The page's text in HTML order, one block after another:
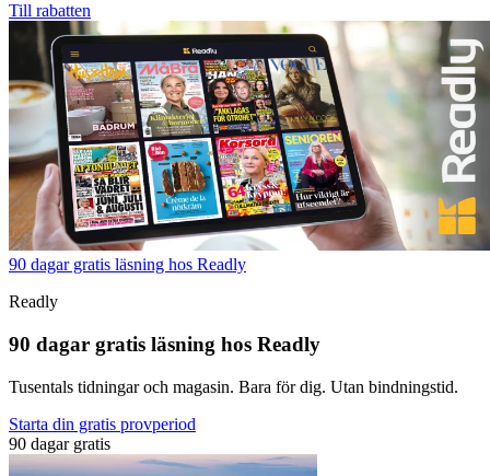
Till rabatten
90 dagar gratis läsning hos Readly
Readly
90 dagar gratis läsning hos Readly
Tusentals tidningar och magasin. Bara för dig. Utan bindningstid.
Starta din gratis provperiod
90 dagar gratis